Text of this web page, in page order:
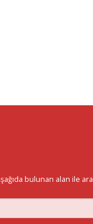
bulunan alan ile